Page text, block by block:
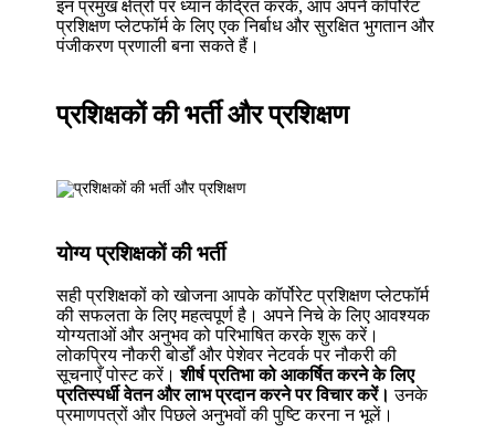
इन प्रमुख क्षेत्रों पर ध्यान केंद्रित करके, आप अपने कॉर्पोरेट
प्रशिक्षण प्लेटफॉर्म के लिए एक निर्बाध और सुरक्षित भुगतान और
पंजीकरण प्रणाली बना सकते हैं।
प्रशिक्षकों की भर्ती और प्रशिक्षण
योग्य प्रशिक्षकों की भर्ती
सही प्रशिक्षकों को खोजना आपके कॉर्पोरेट प्रशिक्षण प्लेटफॉर्म
की सफलता के लिए महत्वपूर्ण है। अपने निचे के लिए आवश्यक
योग्यताओं और अनुभव को परिभाषित करके शुरू करें।
लोकप्रिय नौकरी बोर्डों और पेशेवर नेटवर्क पर नौकरी की
सूचनाएँ पोस्ट करें।शीर्ष प्रतिभा को आकर्षित करने के लिए
प्रतिस्पर्धी वेतन और लाभ प्रदान करने पर विचार करें। उनके
प्रमाणपत्रों और पिछले अनुभवों की पुष्टि करना न भूलें।